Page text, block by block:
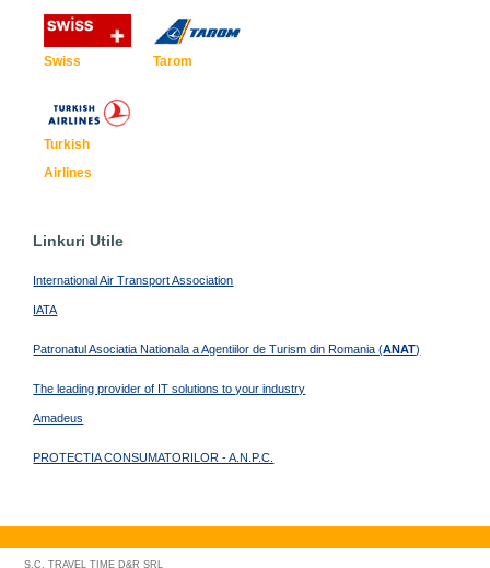
Swiss Tarom
Turkish
Airlines
Linkuri Utile
International Air Transport Association
IATA
Patronatul Asociatia Nationala a Agentiilor de Turism din Romania (ANAT)
The leading provider of IT solutions to your industry
Amadeus
PROTECTIA CONSUMATORILOR - A.N.P.C.
S.C. TRAVEL TIME D&R SRL